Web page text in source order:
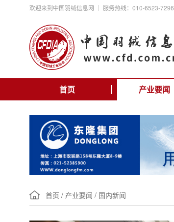
欢迎来到中国羽绒信息网 ｜ 服务热线：010-6523-7296
首页 产业要闻
首页 / 产业要闻 / 国内新闻